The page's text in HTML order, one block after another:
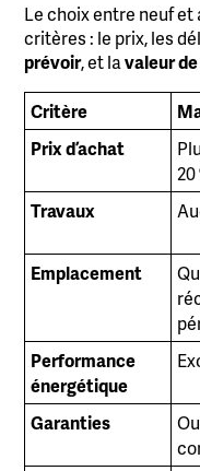
Le choix entre neuf
critères : le prix, les
prévoir, et lavaleur
Critère
Prix d’achat
20
Travaux
Emplacement
Performance
énergétique
Garanties